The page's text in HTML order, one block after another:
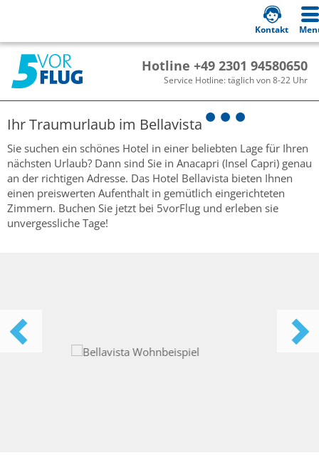
Hotline +49 2301 94580650
Service Hotline: täglich von 8-22 Uhr
Kontakt
Ihr Traumurlaub im Bellavista
Sie suchen ein schönes Hotel in einer beliebten Lage für Ihren
nächsten Urlaub? Dann sind Sie in Anacapri (Insel Capri) genau
an der richtigen Adresse. Das Hotel Bellavista bieten Ihnen
einen preiswerten Aufenthalt in gemütlich eingerichteten
Zimmern. Buchen Sie jetzt bei 5vorFlug und erleben sie
unvergessliche Tage!